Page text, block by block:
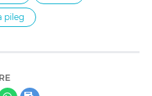
pileg